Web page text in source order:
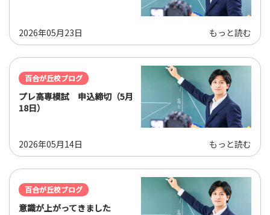
2026年05月23日 もっと読む
百合が丘校ブログ
プレ高専模試 申込締切（5月
18日）
2026年05月14日 もっと読む
百合が丘校ブログ
意識が上がってきました